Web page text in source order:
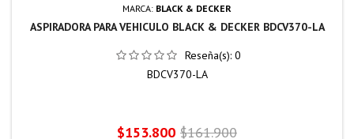
MARCA: BLACK & DECKER
ASPIRADORA PARA VEHICULO BLACK & DECKER BDCV370-LA
Reseña(s): 0
BDCV370-LA
Precio
$153.800 Precio
$161.900